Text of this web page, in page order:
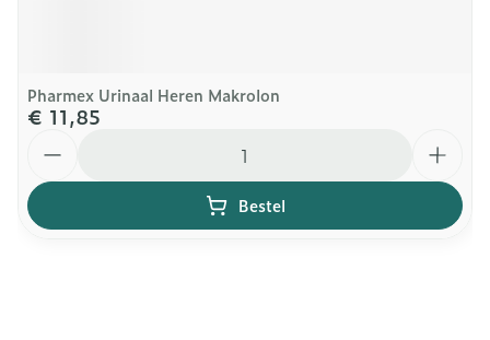
Pharmex Urinaal Heren Makrolon
€ 11,85
Bestel